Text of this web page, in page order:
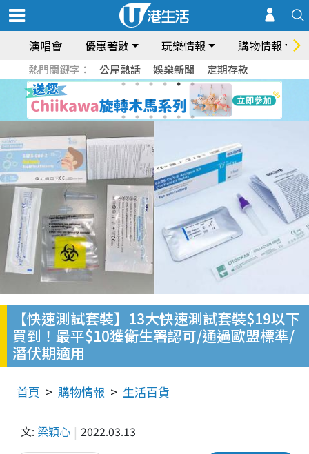
演唱會 優惠著數 玩樂情報 購物情報
熱門關鍵字： 公屋熱話 娛樂新聞 定期存款
【快速測試套裝】13大快速測試套裝$19以下
買到！最平$10獲衛生署認可/通過歐盟標準/
潛伏期適用
首頁 購物情報 生活百貨
文: 梁穎心 2022.03.13